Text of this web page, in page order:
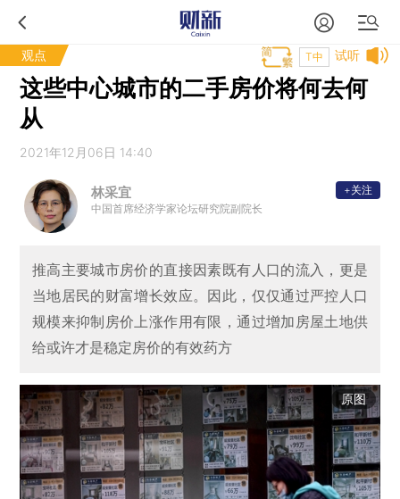
观点 试听
T中
这些中心城市的二手房价将何去何
从
2021年12月06日 14:40
林采宜
中国首席经济学家论坛研究院副院长
+关注
推高主要城市房价的直接因素既有人口的流入，更是
当地居民的财富增长效应。因此，仅仅通过严控人口
规模来抑制房价上涨作用有限，通过增加房屋土地供
给或许才是稳定房价的有效药方
原图